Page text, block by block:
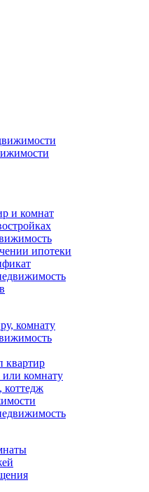
и комнат
ипотеки
комнату
квартир
или комнату
коттедж